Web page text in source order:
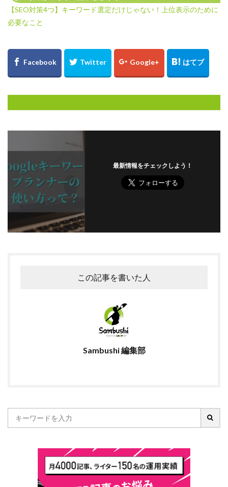
【SEO対策4つ】キーワード選定だけじゃない！上位表示のために
必要なこと
最新情報をチェックしよう！
この記事を書いた人
Sambushi 編集部